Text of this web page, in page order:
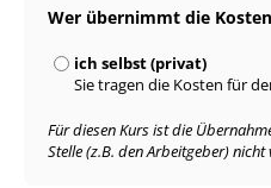
Wer übernimmt die
ich selbst (privat)
Sie tragen die Kosten für
Für diesen Kurs ist die
Stelle (z.B. den Arbeitgeber) nicht